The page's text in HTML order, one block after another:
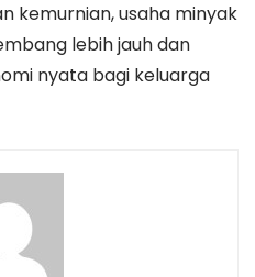
kemurnian, usaha minyak
lebih jauh dan
nyata bagi keluarga